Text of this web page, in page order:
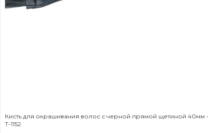
Кисть для окрашивания волос с черной прямой щетиной 40мм -
T-1152